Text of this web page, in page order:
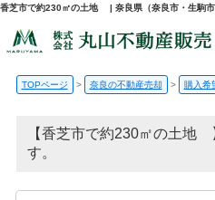
TOPページ 奈良の不動産売却 購入希
【香芝市で約230㎡の土地
す。